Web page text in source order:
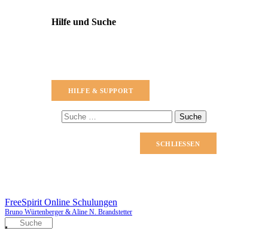
Hilfe und Suche
HILFE & SUPPORT
Suche
nach:
SCHLIESSEN
FreeSpirit Online Schulungen
Bruno Würtenberger & Aline N. Brandstetter